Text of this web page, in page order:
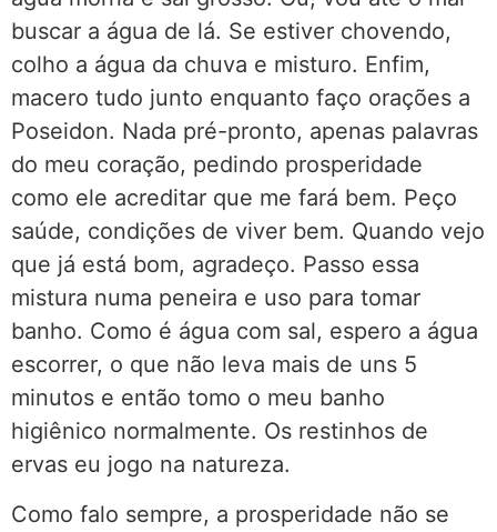
buscar a água de lá. Se estiver chovendo,
colho a água da chuva e misturo. Enfim,
macero tudo junto enquanto faço orações a
Poseidon. Nada pré-pronto, apenas palavras
do meu coração, pedindo prosperidade
como ele acreditar que me fará bem. Peço
saúde, condições de viver bem. Quando vejo
que já está bom, agradeço. Passo essa
mistura numa peneira e uso para tomar
banho. Como é água com sal, espero a água
escorrer, o que não leva mais de uns 5
minutos e então tomo o meu banho
higiênico normalmente. Os restinhos de
ervas eu jogo na natureza.
Como falo sempre, a prosperidade não se